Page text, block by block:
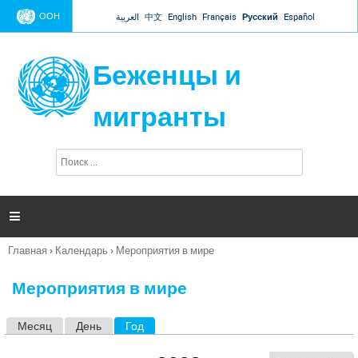
Jump to navigation
ООН العربية 中文 English Français Русский Español
Беженцы и
мигранты
п
и

Вы
Главная › Календарь › Мероприятия в мире
Мероприятия в мире
Месяц День Год